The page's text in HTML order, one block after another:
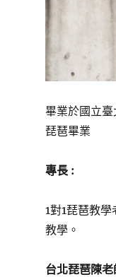
畢業於國立
琵琶畢業
專長 :
1對1琵琶教
教學。
台北琵琶陳老